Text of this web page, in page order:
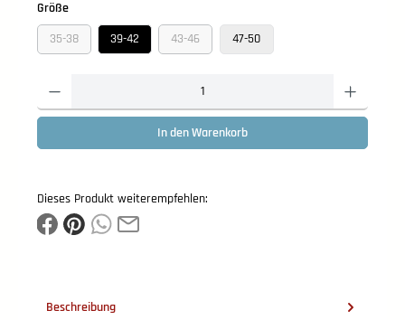
Größeauswählen
35-38(Diese Option ist zurzeit nicht verfügbar.)
39-42 43-46(Diese Option ist zurzeit nicht verfügbar.)
47-50
In den Warenkorb
Dieses Produkt weiterempfehlen:
Beschreibung